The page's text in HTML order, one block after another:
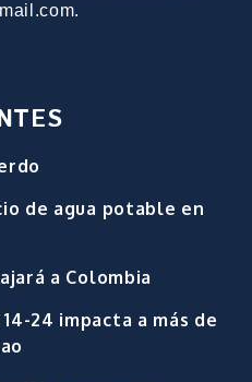
de agua potable en
a Colombia
24 impacta a más de